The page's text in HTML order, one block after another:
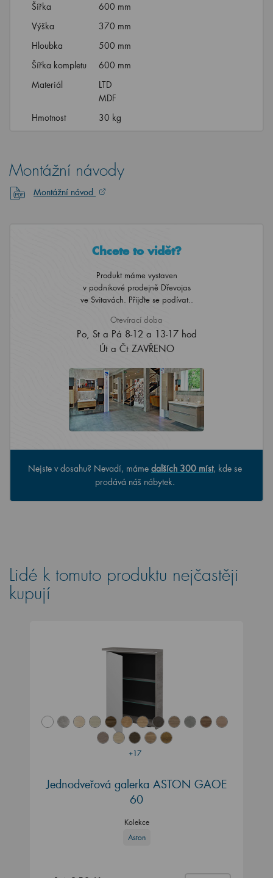
Šířka
600 mm
Výška
370 mm
Hloubka
500 mm
Šířka kompletu
600 mm
Materiál
LTD
MDF
Hmotnost
30 kg
Montážní návody
Montážní návod
Chcete to vidět?
Produkt máme vystaven
v podnikové prodejně Dřevojas
ve Svitavách. Přijďte se podívat..
Otevírací doba
Po, St a Pá 8-12 a 13-17 hod
Út a Čt ZAVŘENO
Nejste v dosahu? Nevadí, máme dalších 300 míst, kde se
prodává náš nábytek.
Lidé k tomuto produktu nejčastěji
kupují
+17
Jednodveřová galerka ASTON GAOE
60
Kolekce
Aston